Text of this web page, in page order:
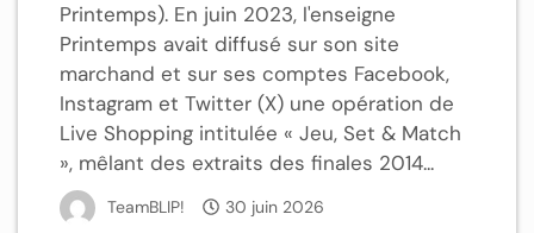
Printemps). En juin 2023, l'enseigne
Printemps avait diffusé sur son site
marchand et sur ses comptes Facebook,
Instagram et Twitter (X) une opération de
Live Shopping intitulée « Jeu, Set & Match
», mêlant des extraits des finales 2014...
TeamBLIP! 30 juin 2026